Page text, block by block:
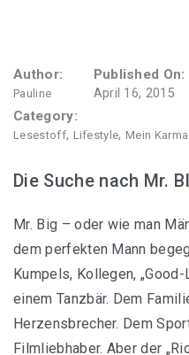
Author:
Pauline
Published On:
April 16, 2015
Category:
Lesestoff, Lifestyle, Mein
Die Suche nach Mr.
Mr. Big – oder wie man
dem perfekten Mann
Kumpels, Kollegen,
einem Tanzbär. Dem
Herzensbrecher. Dem
Filmliebhaber. Aber der